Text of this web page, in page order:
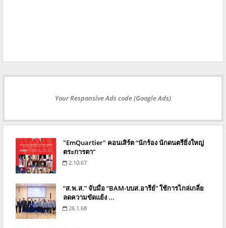
Your Responsive Ads code (Google Ads)
"EmQuartier" คอนเสิร์ต “นักร้อง นักดนตรียิ่งใหญ่
ตระการตา”
2.10.67
“ส.พ.ส.” จับมือ “BAM-บบส.อารีย์” ใช้การไกล่เกลี่ย
ลดความขัดแย้ง ...
26.1.68